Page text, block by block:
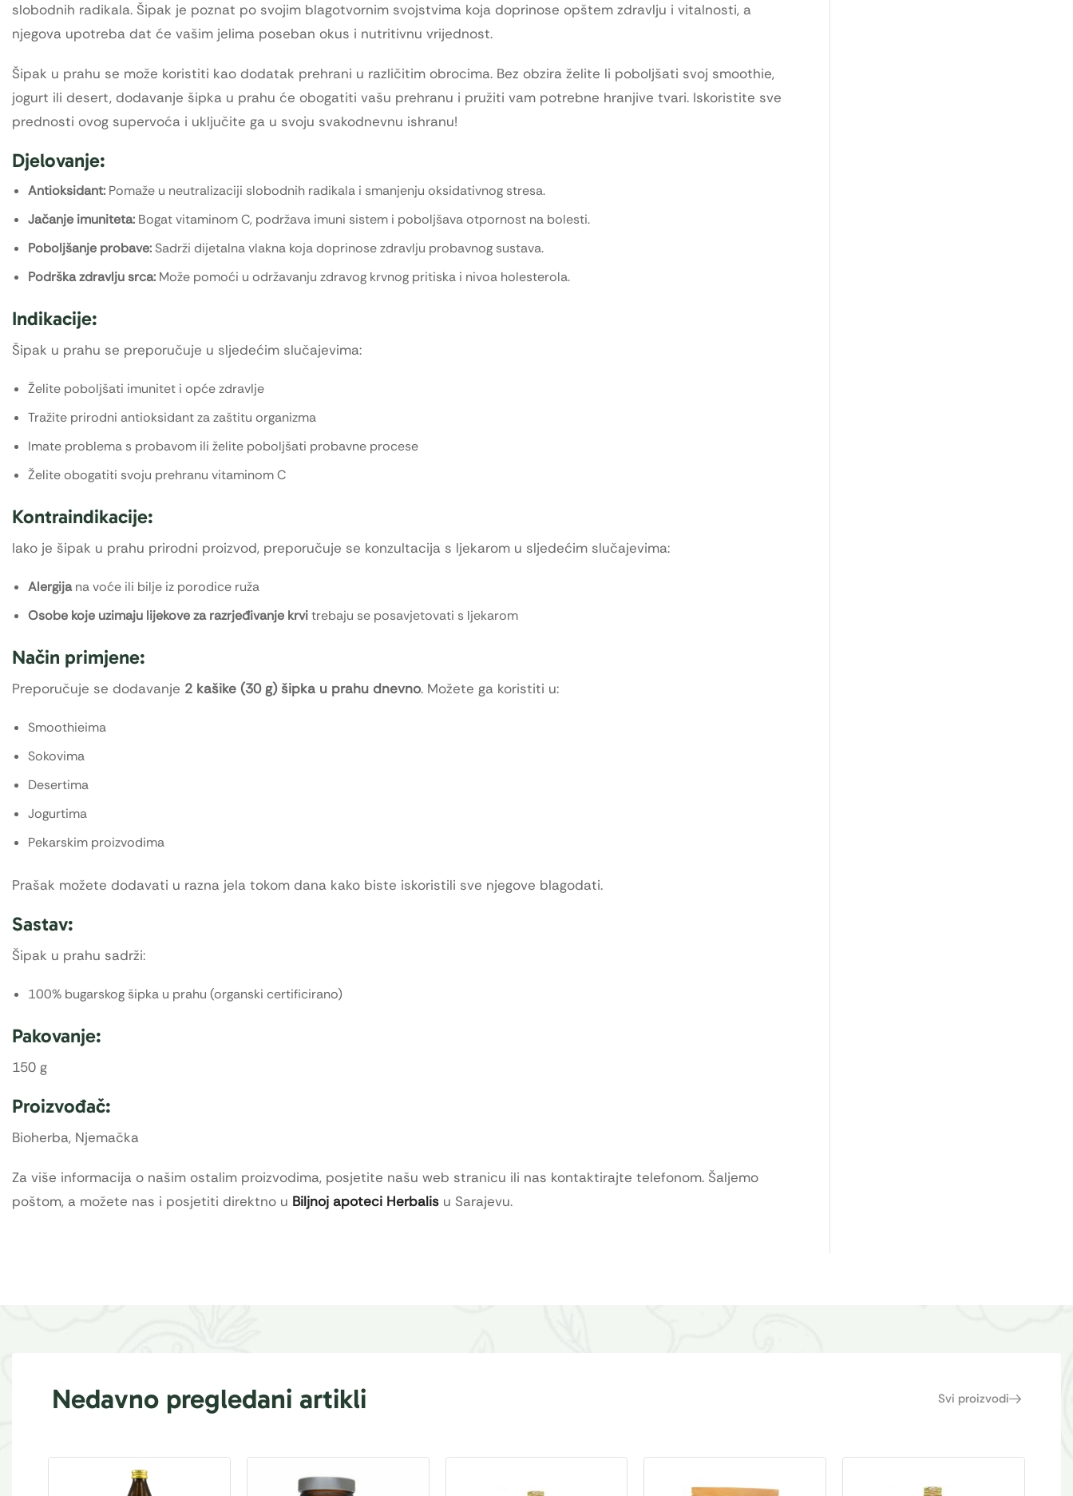
slobodnih radikala. Šipak je poznat po svojim blagotvornim svojstvima koja doprinose opštem zdravlju i vitalnosti, a
njegova upotreba dat će vašim jelima poseban okus i nutritivnu vrijednost.
Šipak u prahu se može koristiti kao dodatak prehrani u različitim obrocima. Bez obzira želite li poboljšati svoj smoothie,
jogurt ili desert, dodavanje šipka u prahu će obogatiti vašu prehranu i pružiti vam potrebne hranjive tvari. Iskoristite sve
prednosti ovog supervoća i uključite ga u svoju svakodnevnu ishranu!
Djelovanje:
Antioksidant: Pomaže u neutralizaciji slobodnih radikala i smanjenju oksidativnog stresa.
Jačanje imuniteta: Bogat vitaminom C, podržava imuni sistem i poboljšava otpornost na bolesti.
Poboljšanje probave:Sadrži dijetalna vlakna koja doprinose zdravlju probavnog sustava.
Podrška zdravlju srca: Može pomoći u održavanju zdravog krvnog pritiska i nivoa holesterola.
Indikacije:
Šipak u prahu se preporučuje u sljedećim slučajevima:
Želite poboljšati imunitet i opće zdravlje
Tražite prirodni antioksidant za zaštitu organizma
Imate problema s probavom ili želite poboljšati probavne procese
Želite obogatiti svoju prehranu vitaminom C
Kontraindikacije:
Iako je šipak u prahu prirodni proizvod, preporučuje se konzultacija s ljekarom u sljedećim slučajevima:
Alergijana voće ili bilje iz porodice ruža
Osobe koje uzimaju lijekove za razrjeđivanje krvitrebaju se posavjetovati s ljekarom
Način primjene:
Preporučuje se dodavanje 2 kašike (30 g) šipka u prahu dnevno. Možete ga koristiti u:
Smoothieima
Sokovima
Desertima
Jogurtima
Pekarskim proizvodima
Prašak možete dodavati u razna jela tokom dana kako biste iskoristili sve njegove blagodati.
Sastav:
Šipak u prahu sadrži:
100% bugarskog šipka u prahu (organski certificirano)
Pakovanje:
150 g
Proizvođač:
Bioherba, Njemačka
Za više informacija o našim ostalim proizvodima, posjetite našu web stranicu ili nas kontaktirajte telefonom. Šaljemo
poštom, a možete nas i posjetiti direktno u Biljnoj apoteci Herbalis u Sarajevu.
Nedavno pregledani artikli Svi proizvodi